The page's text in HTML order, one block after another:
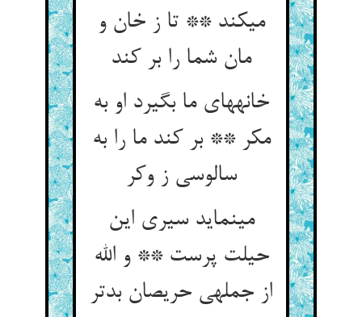
می‏کند ** تا ز خان و
مان شما را بر کند
خانه‏های ما بگیرد او به
مکر ** بر کند ما را به
سالوسی ز وکر
می‏نماید سیری این
حیلت پرست ** و الله
از جمله‏ی حریصان بدتر